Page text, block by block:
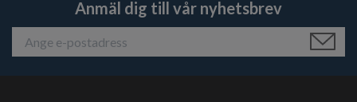
Anmäl dig till vår nyhetsbrev